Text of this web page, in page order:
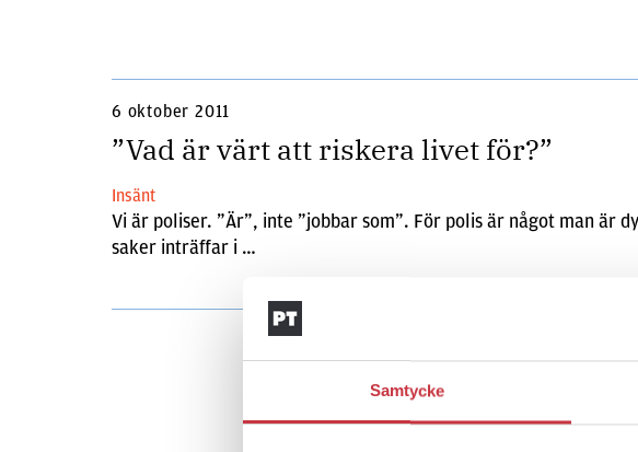
Samtycke
6 oktober 2011
”Vad är värt att riskera livet för?”
Insänt
Vi är poliser. ”Är”, inte ”jobbar som”. För polis är något man är
saker inträffar i …